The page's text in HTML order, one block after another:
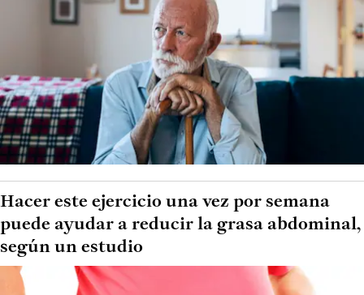
Hacer este ejercicio una vez por semana
puede ayudar a reducir la grasa abdominal,
según un estudio